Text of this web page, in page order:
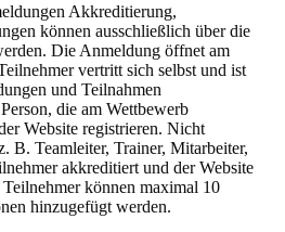
Akkreditierung,
können ausschließlich über die
Die Anmeldung öffnet am
vertritt sich selbst und ist
und Teilnahmen
die am Wettbewerb
Website registrieren. Nicht
B. Teamleiter, Trainer, Mitarbeiter,
akkreditiert und der Website
können maximal 10
hinzugefügt werden.